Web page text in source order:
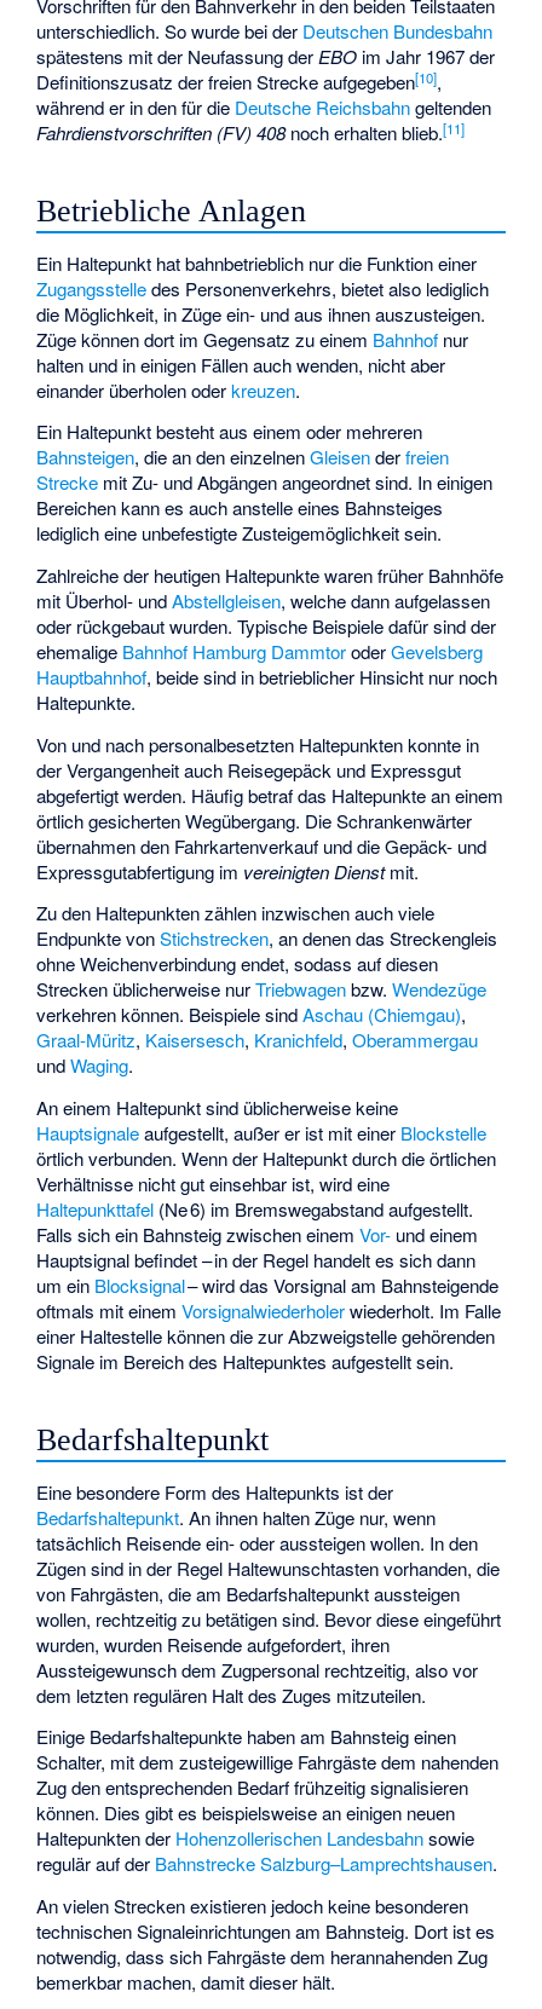
Vorschriften für den Bahnverkehr in den beiden Teilstaaten
unterschiedlich. So wurde bei der Deutschen Bundesbahn
spätestens mit der Neufassung derEBO im Jahr 1967 der
Definitionszusatz der freien Strecke aufgegeben[10],
während er in den für die Deutsche Reichsbahngeltenden
Fahrdienstvorschriften (FV) 408noch erhalten blieb.[11]
Betriebliche Anlagen
Ein Haltepunkt hat bahnbetrieblich nur die Funktion einer
Zugangsstelledes Personenverkehrs, bietet also lediglich
die Möglichkeit, in Züge ein- und aus ihnen auszusteigen.
Züge können dort im Gegensatz zu einem Bahnhof nur
halten und in einigen Fällen auch wenden, nicht aber
einander überholen oderkreuzen.
Ein Haltepunkt besteht aus einem oder mehreren
Bahnsteigen, die an den einzelnenGleisenderfreien
Strecke mit Zu- und Abgängen angeordnet sind. In einigen
Bereichen kann es auch anstelle eines Bahnsteiges
lediglich eine unbefestigte Zusteigemöglichkeit sein.
Zahlreiche der heutigen Haltepunkte waren früher Bahnhöfe
mit Überhol- undAbstellgleisen, welche dann aufgelassen
oder rückgebaut wurden. Typische Beispiele dafür sind der
ehemalige Bahnhof Hamburg DammtoroderGevelsberg
Hauptbahnhof, beide sind in betrieblicher Hinsicht nur noch
Haltepunkte.
Von und nach personalbesetzten Haltepunkten konnte in
der Vergangenheit auch Reisegepäck und Expressgut
abgefertigt werden. Häufig betraf das Haltepunkte an einem
örtlich gesicherten Wegübergang. Die Schrankenwärter
übernahmen den Fahrkartenverkauf und die Gepäck- und
Expressgutabfertigung im vereinigten Dienstmit.
Zu den Haltepunkten zählen inzwischen auch viele
Endpunkte vonStichstrecken, an denen das Streckengleis
ohne Weichenverbindung endet, sodass auf diesen
Strecken üblicherweise nurTriebwagenbzw.Wendezüge
verkehren können. Beispiele sindAschau (Chiemgau),
Graal-Müritz, Kaisersesch, Kranichfeld,Oberammergau
undWaging.
An einem Haltepunkt sind üblicherweise keine
Hauptsignaleaufgestellt, außer er ist mit einer Blockstelle
örtlich verbunden. Wenn der Haltepunkt durch die örtlichen
Verhältnisse nicht gut einsehbar ist, wird eine
Haltepunkttafel (Ne 6) im Bremswegabstand aufgestellt.
Falls sich ein Bahnsteig zwischen einemVor- und einem
Hauptsignal befindet – in der Regel handelt es sich dann
um ein Blocksignal– wird das Vorsignal am Bahnsteigende
oftmals mit einemVorsignalwiederholerwiederholt. Im Falle
einer Haltestelle können die zur Abzweigstelle gehörenden
Signale im Bereich des Haltepunktes aufgestellt sein.
Bedarfshaltepunkt
Eine besondere Form des Haltepunkts ist der
Bedarfshaltepunkt. An ihnen halten Züge nur, wenn
tatsächlich Reisende ein- oder aussteigen wollen. In den
Zügen sind in der Regel Haltewunschtasten vorhanden, die
von Fahrgästen, die am Bedarfshaltepunkt aussteigen
wollen, rechtzeitig zu betätigen sind. Bevor diese eingeführt
wurden, wurden Reisende aufgefordert, ihren
Aussteigewunsch dem Zugpersonal rechtzeitig, also vor
dem letzten regulären Halt des Zuges mitzuteilen.
Einige Bedarfshaltepunkte haben am Bahnsteig einen
Schalter, mit dem zusteigewillige Fahrgäste dem nahenden
Zug den entsprechenden Bedarf frühzeitig signalisieren
können. Dies gibt es beispielsweise an einigen neuen
Haltepunkten der Hohenzollerischen Landesbahnsowie
regulär auf der Bahnstrecke Salzburg–Lamprechtshausen.
An vielen Strecken existieren jedoch keine besonderen
technischen Signaleinrichtungen am Bahnsteig. Dort ist es
notwendig, dass sich Fahrgäste dem herannahenden Zug
bemerkbar machen, damit dieser hält.